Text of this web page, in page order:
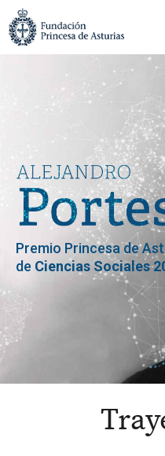
Premio Princesa de
de Ciencias Sociales